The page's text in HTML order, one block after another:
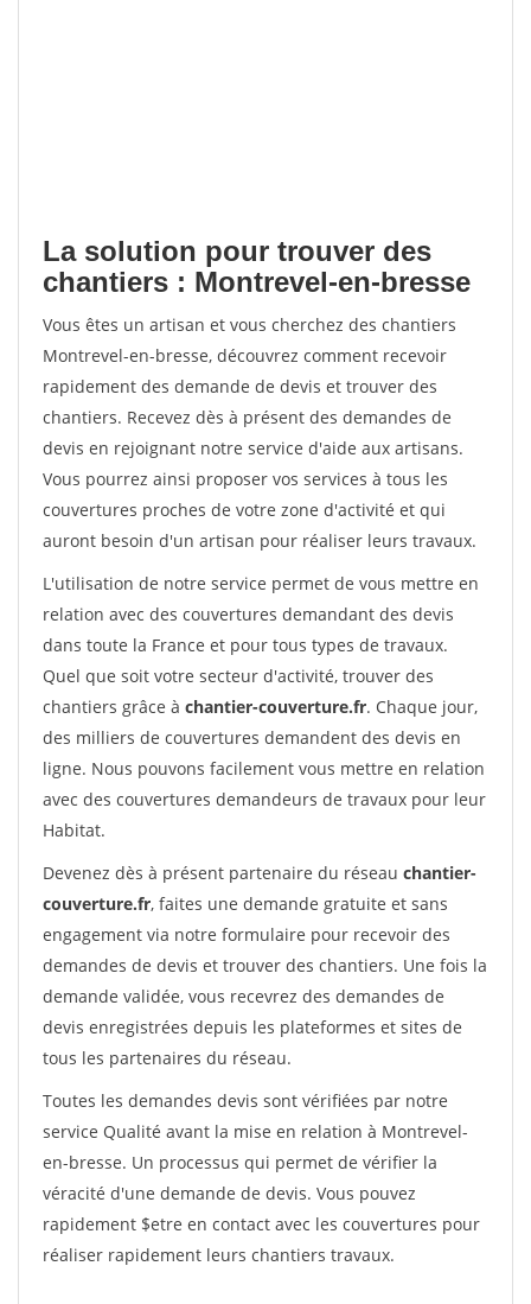
La solution pour trouver des
chantiers : Montrevel-en-bresse
Vous êtes un artisan et vous cherchez des chantiers
Montrevel-en-bresse, découvrez comment recevoir
rapidement des demande de devis et trouver des
chantiers. Recevez dès à présent des demandes de
devis en rejoignant notre service d'aide aux artisans.
Vous pourrez ainsi proposer vos services à tous les
couvertures proches de votre zone d'activité et qui
auront besoin d'un artisan pour réaliser leurs travaux.
L'utilisation de notre service permet de vous mettre en
relation avec des couvertures demandant des devis
dans toute la France et pour tous types de travaux.
Quel que soit votre secteur d'activité, trouver des
chantiers grâce à chantier-couverture.fr. Chaque jour,
des milliers de couvertures demandent des devis en
ligne. Nous pouvons facilement vous mettre en relation
avec des couvertures demandeurs de travaux pour leur
Habitat.
Devenez dès à présent partenaire du réseau chantier-
couverture.fr, faites une demande gratuite et sans
engagement via notre formulaire pour recevoir des
demandes de devis et trouver des chantiers. Une fois la
demande validée, vous recevrez des demandes de
devis enregistrées depuis les plateformes et sites de
tous les partenaires du réseau.
Toutes les demandes devis sont vérifiées par notre
service Qualité avant la mise en relation à Montrevel-
en-bresse. Un processus qui permet de vérifier la
véracité d'une demande de devis. Vous pouvez
rapidement $etre en contact avec les couvertures pour
réaliser rapidement leurs chantiers travaux.